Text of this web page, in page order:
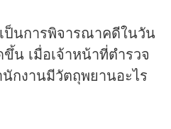
ป็นการพิจารณาคดีในวัน
น เมื่อเจ้าหน้าที่ตำรวจ
กงานมีวัตถุพยานอะไร